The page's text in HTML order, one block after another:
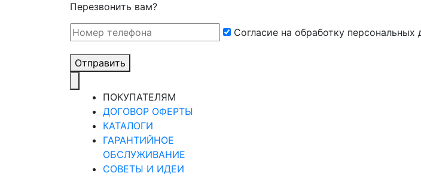
Перезвонить вам?
Cогласие на обработку персональных
Отправить
ПОКУПАТЕЛЯМ
ДОГОВОР ОФЕРТЫ
КАТАЛОГИ
ГАРАНТИЙНОЕ
ОБСЛУЖИВАНИЕ
СОВЕТЫ И ИДЕИ